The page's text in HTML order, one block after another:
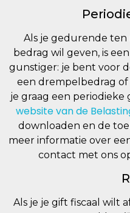
Als je gedurende ten
bedrag wil geven, is
gunstiger: je bent voor
een drempelbedrag of
je graag een periodieke
website van de
downloaden en de
meer informatie over
contact met ons
Als je je gift fiscaal wilt